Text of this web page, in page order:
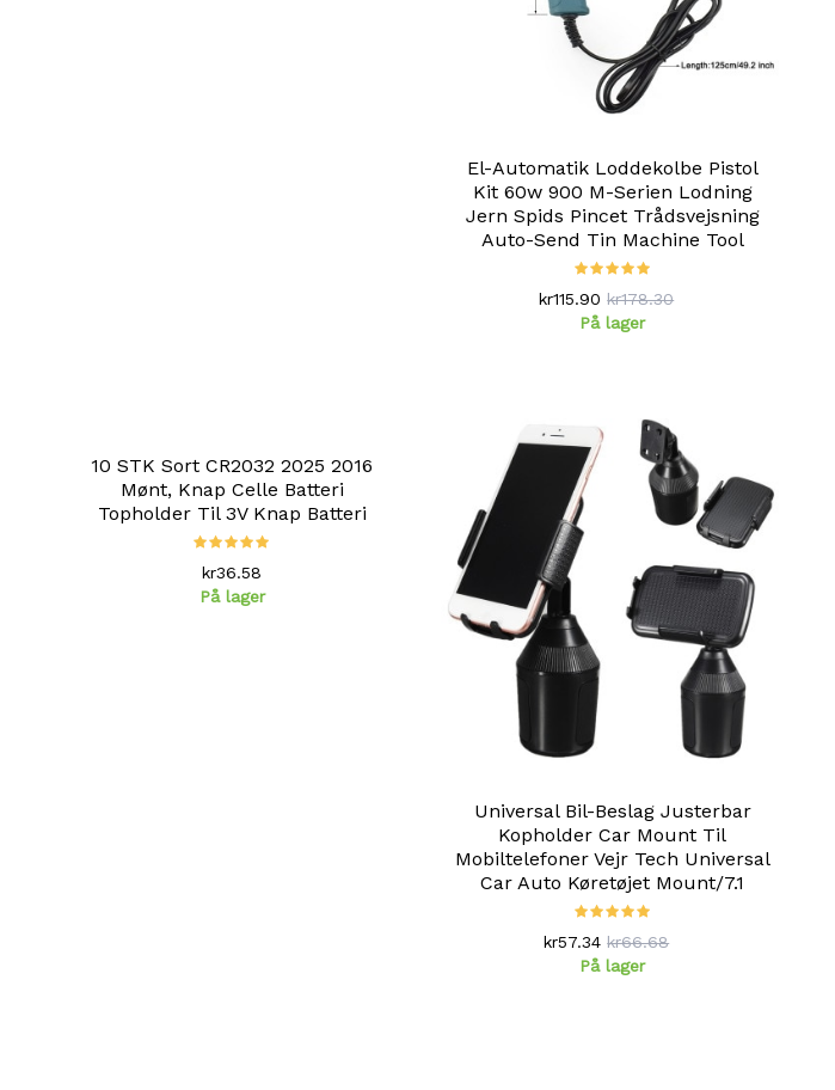
El-Automatik Loddekolbe Pistol
Kit 60w 900 M-Serien Lodning
Jern Spids Pincet Trådsvejsning
Auto-Send Tin Machine Tool
kr115.90kr178.30
På lager
10 STK Sort CR2032 2025 2016
Mønt, Knap Celle Batteri
Topholder Til 3V Knap Batteri
kr36.58
På lager
Universal Bil-Beslag Justerbar
Kopholder Car Mount Til
Mobiltelefoner Vejr Tech Universal
Car Auto Køretøjet Mount/7.1
kr57.34kr66.68
På lager